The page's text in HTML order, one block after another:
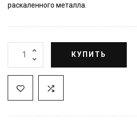
раскаленного металла.
КУПИТЬ